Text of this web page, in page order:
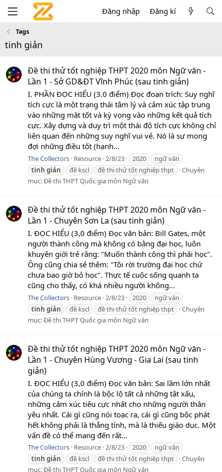
Đăng nhập Đăng kí
Tags
tinh giản
Đề thi thử tốt nghiệp THPT 2020 môn Ngữ văn -
Lần 1 - Sở GD&ĐT Vĩnh Phúc (sau tinh giản)
I. PHẦN ĐỌC HIỂU (3.0 điểm) Đọc đoạn trích: Suy nghĩ
tích cực là một trạng thái tâm lý và cảm xúc tập trung
vào những mặt tốt và kỳ vọng vào những kết quả tích
cực. Xây dựng và duy trì một thái độ tích cực không chỉ
liên quan đến những suy nghĩ vui vẻ. Nó là sự mong
đợi những điều tốt (hạnh...
The Collectors Resource 2/8/23 2020
ngữ văn
tinh giản đề kscl đề thi thử tốt nghiệp thpt
Chuyên
mục:Đề thi THPT Quốc gia môn Ngữ văn
Đề thi thử tốt nghiệp THPT 2020 môn Ngữ văn -
Lần 1 - Chuyên Sơn La (sau tinh giản)
I. ĐỌC HIỂU (3,0 điểm) Đọc văn bản: Bill Gates, một
người thành công mà không có bằng đại học, luôn
khuyên giới trẻ rằng: "Muốn thành công thì phải học".
Ông cũng chia sẻ thêm: "Tôi rời trường đại học chứ
chưa bao giờ bỏ học". Thực tế cuộc sống quanh ta
cũng cho thấy, có khá nhiều người không...
The Collectors Resource 2/8/23 2020
ngữ văn
tinh giản đề kscl đề thi thử tốt nghiệp thpt
Chuyên
mục:Đề thi THPT Quốc gia môn Ngữ văn
Đề thi thử tốt nghiệp THPT 2020 môn Ngữ văn -
Lần 1 - Chuyên Hùng Vương - Gia Lai (sau tinh
giản)
I. ĐỌC HIỂU (3,0 điểm) Đọc văn bản: Sai lầm lớn nhất
của chúng ta chính là bộc lộ tất cả những tật xấu,
những cảm xúc tiêu cực nhất cho những người thân
yêu nhất. Cái gì cũng nói toạc ra, cái gì cũng bộc phát
hết không phải là thẳng tính, mà là thiếu giáo dục. Một
vấn đề có thể mang đến rất...
The Collectors Resource 2/8/23 2020
ngữ văn
tinh giản đề kscl đề thi thử tốt nghiệp thpt
Chuyên
mục:Đề thi THPT Quốc gia môn Ngữ văn